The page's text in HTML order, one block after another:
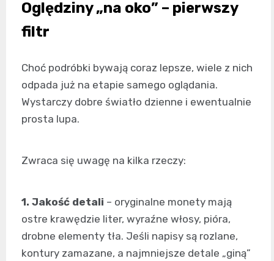
Oględziny „na oko” – pierwszy
filtr
Choć podróbki bywają coraz lepsze, wiele z nich
odpada już na etapie samego oglądania.
Wystarczy dobre światło dzienne i ewentualnie
prosta lupa.
Zwraca się uwagę na kilka rzeczy:
1. Jakość detali – oryginalne monety mają
ostre krawędzie liter, wyraźne włosy, pióra,
drobne elementy tła. Jeśli napisy są rozlane,
kontury zamazane, a najmniejsze detale „giną”